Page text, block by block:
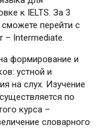
к IELTS. За 3
перейти с
– Intermediate.
формирование и
устной и
на слух. Изучение
по
курса –
словарного